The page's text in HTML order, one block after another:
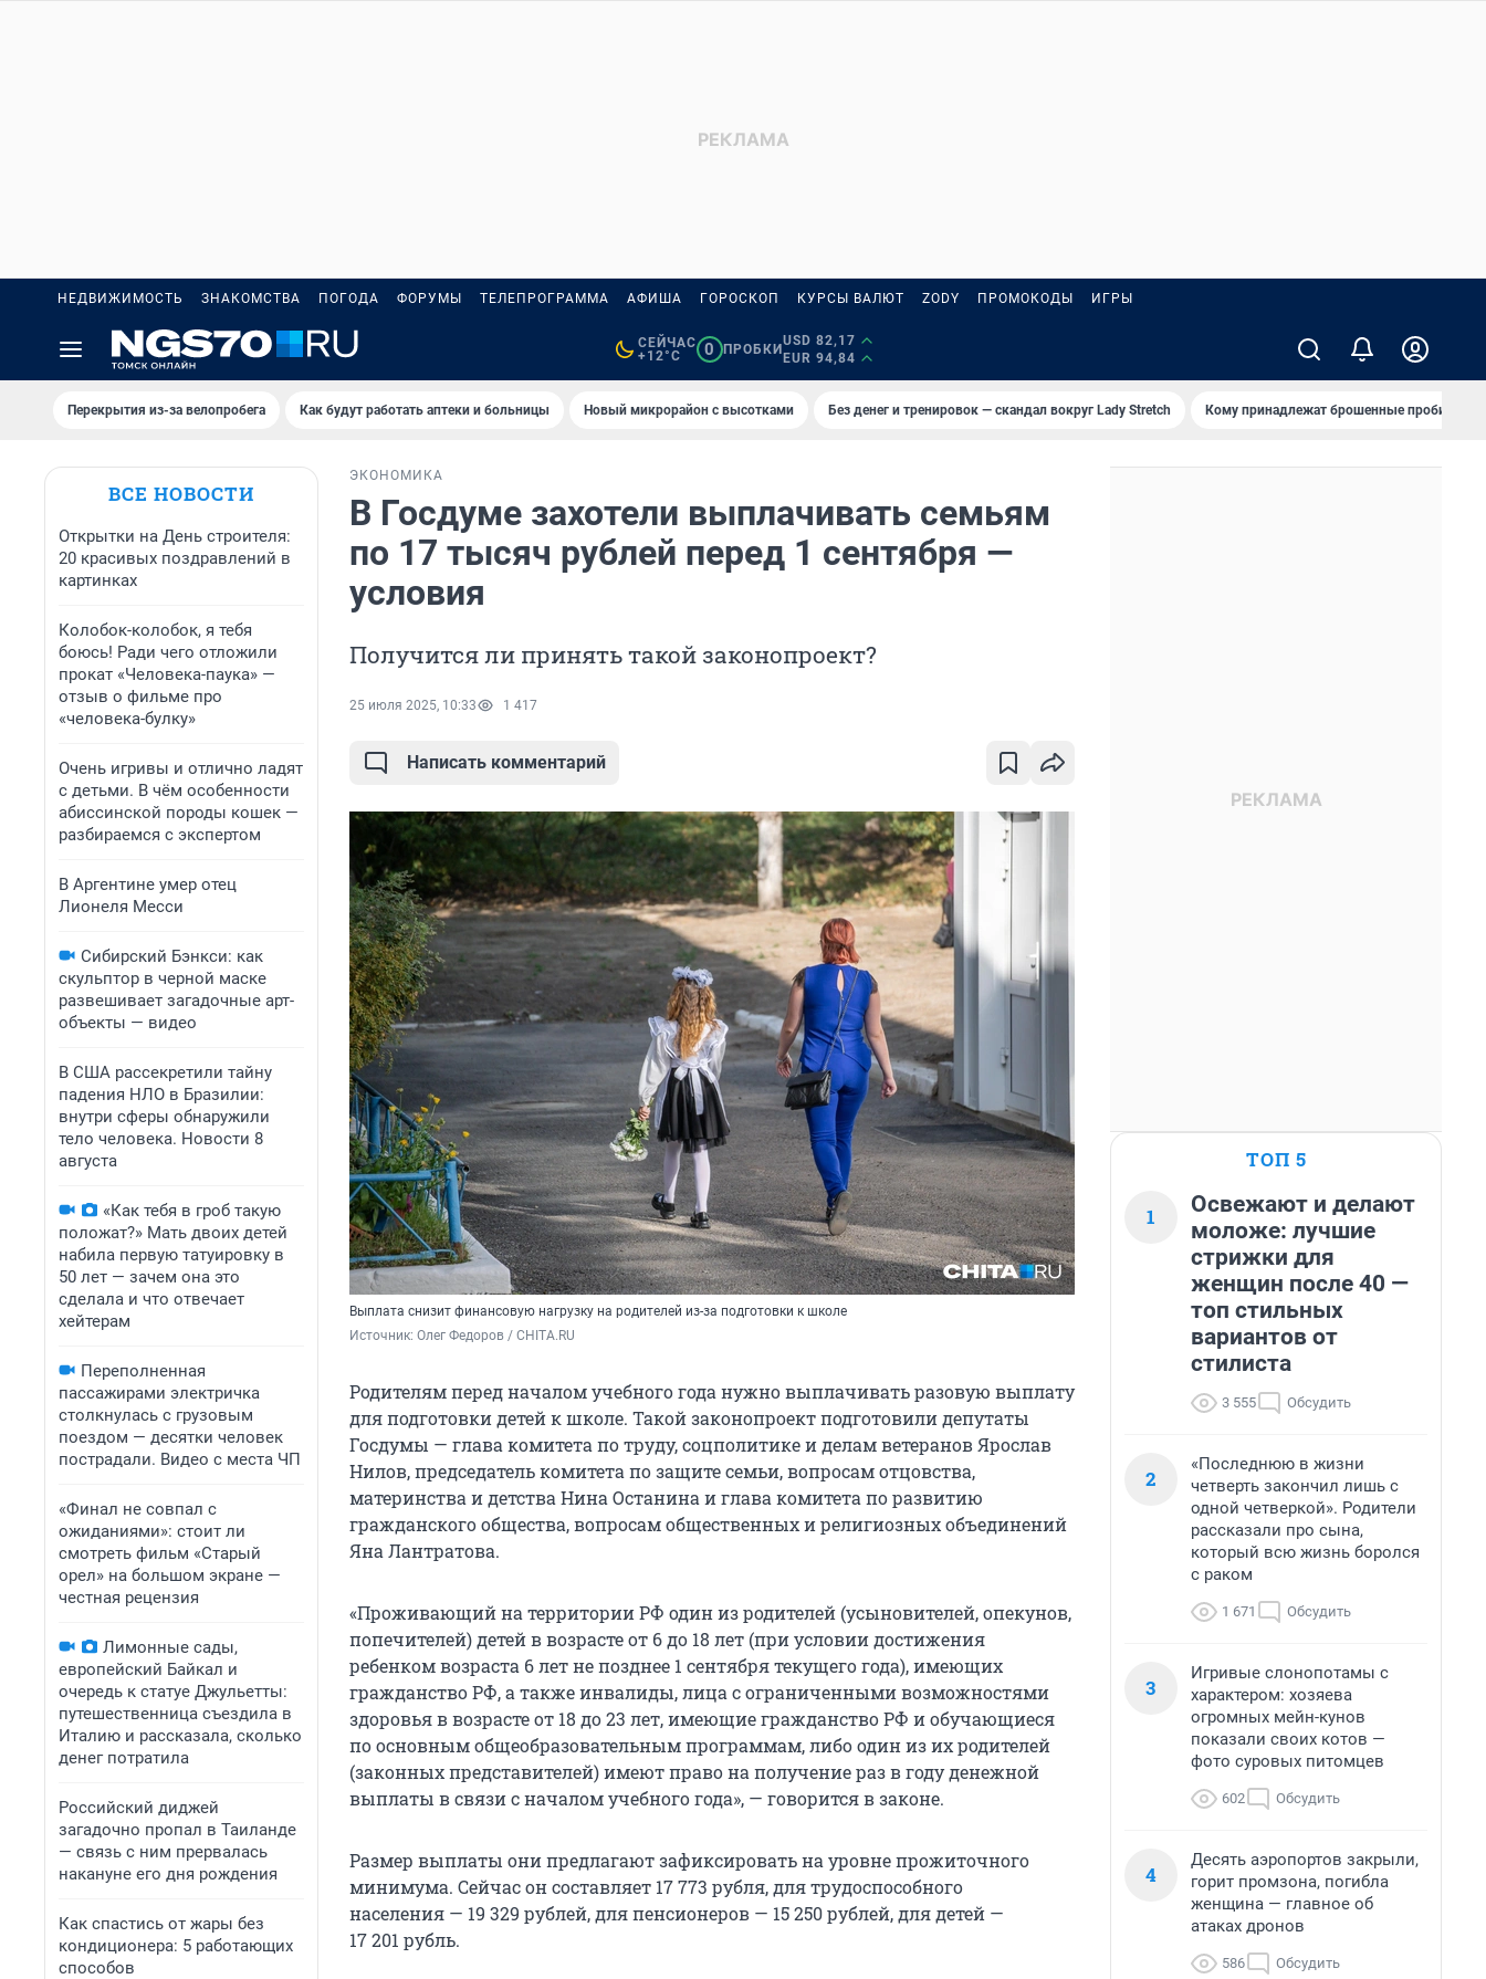
НЕДВИЖИМОСТЬ ЗНАКОМСТВА ПОГОДА ФОРУМЫ ТЕЛЕПРОГРАММА АФИША ГОРОСКОП КУРСЫ ВАЛЮТ ZODY ПРОМОКОДЫ ИГРЫ
СЕЙЧАС
+12°C
0 ПРОБКИ
USD 82,17
EUR 94,84
Перекрытия из-за велопробега Как будут работать аптеки и больницы Новый микрорайон с высотками Без денег и тренировок — скандал вокруг Lady Stretch Кому принадлежат брошенные пробирки?
ВСЕ НОВОСТИ
Открытки на День строителя:
20 красивых поздравлений в
картинках
Колобок-колобок, я тебя
боюсь! Ради чего отложили
прокат «Человека-паука» —
отзыв о фильме про
«человека-булку»
Очень игривы и отлично ладят
с детьми. В чём особенности
абиссинской породы кошек —
разбираемся с экспертом
В Аргентине умер отец
Лионеля Месси
Сибирский Бэнкси: как
скульптор в черной маске
развешивает загадочные арт-
объекты — видео
В США рассекретили тайну
падения НЛО в Бразилии:
внутри сферы обнаружили
тело человека. Новости 8
августа
«Как тебя в гроб такую
положат?» Мать двоих детей
набила первую татуировку в
50 лет — зачем она это
сделала и что отвечает
хейтерам
Переполненная
пассажирами электричка
столкнулась с грузовым
поездом — десятки человек
пострадали. Видео с места ЧП
«Финал не совпал с
ожиданиями»: стоит ли
смотреть фильм «Старый
орел» на большом экране —
честная рецензия
Лимонные сады,
европейский Байкал и
очередь к статуе Джульетты:
путешественница съездила в
Италию и рассказала, сколько
денег потратила
Российский диджей
загадочно пропал в Таиланде
— связь с ним прервалась
накануне его дня рождения
Как спастись от жары без
кондиционера: 5 работающих
способов
ЭКОНОМИКА
В Госдуме захотели выплачивать семьям
по 17 тысяч рублей перед 1 сентября —
условия
Получится ли принять такой законопроект?
25 июля 2025, 10:33 1 417
Написать комментарий
Выплата снизит финансовую нагрузку на родителей из-за подготовки к школе
Источник: Олег Федоров / CHITA.RU
Родителям перед началом учебного года нужно выплачивать разовую выплату
для подготовки детей к школе. Такой законопроект подготовили депутаты
Госдумы — глава комитета по труду, соцполитике и делам ветеранов Ярослав
Нилов, председатель комитета по защите семьи, вопросам отцовства,
материнства и детства Нина Останина и глава комитета по развитию
гражданского общества, вопросам общественных и религиозных объединений
Яна Лантратова.
«Проживающий на территории РФ один из родителей (усыновителей, опекунов,
попечителей) детей в возрасте от 6 до 18 лет (при условии достижения
ребенком возраста 6 лет не позднее 1 сентября текущего года), имеющих
гражданство РФ, а также инвалиды, лица с ограниченными возможностями
здоровья в возрасте от 18 до 23 лет, имеющие гражданство РФ и обучающиеся
по основным общеобразовательным программам, либо один из их родителей
(законных представителей) имеют право на получение раз в году денежной
выплаты в связи с началом учебного года», — говорится в законе.
Размер выплаты они предлагают зафиксировать на уровне прожиточного
минимума. Сейчас он составляет 17 773 рубля, для трудоспособного
населения — 19 329 рублей, для пенсионеров — 15 250 рублей, для детей —
17 201 рубль.
ТОП 5
1
Освежают и делают
моложе: лучшие
стрижки для
женщин после 40 —
топ стильных
вариантов от
стилиста
3 555 Обсудить
2
«Последнюю в жизни
четверть закончил лишь с
одной четверкой». Родители
рассказали про сына,
который всю жизнь боролся
с раком
1 671 Обсудить
3
Игривые слонопотамы с
характером: хозяева
огромных мейн-кунов
показали своих котов —
фото суровых питомцев
602 Обсудить
4
Десять аэропортов закрыли,
горит промзона, погибла
женщина — главное об
атаках дронов
586 Обсудить